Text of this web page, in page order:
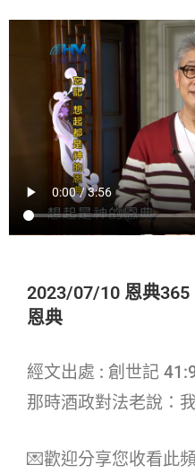
2023/07/10 恩典
恩典
經文出處 : 創世記
那時酒政對法老說：
💌歡迎分享您收看此